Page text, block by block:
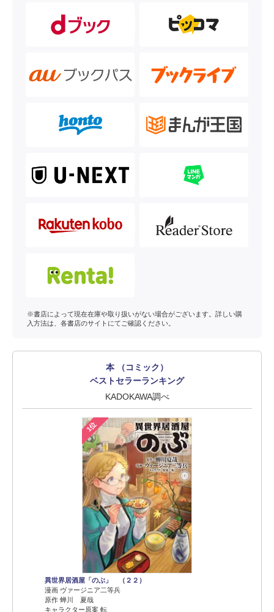
※書店によって現在在庫や取り扱いがない場合がございます。詳しい購
入方法は、各書店のサイトにてご確認ください。
本 （コミック）
ベストセラーランキング
KADOKAWA調べ
1位
異世界居酒屋「のぶ」 （２２）
漫画 ヴァージニア二等兵
原作 蝉川 夏哉
キャラクター原案 転